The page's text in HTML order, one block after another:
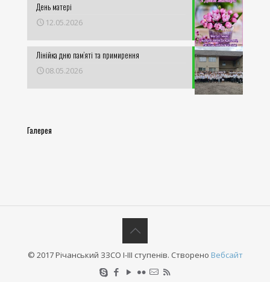
День матері
12.05.2026
Лінійка дню пам’яті та примирення
08.05.2026
Галерея
© 2017 Річанський ЗЗСО І-ІІІ ступенів. Створено Вебсайт